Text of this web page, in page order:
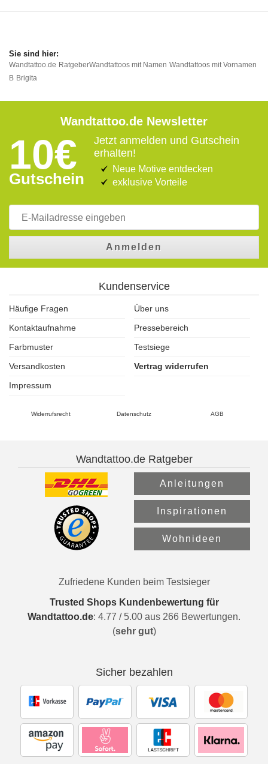
Wandtattoo.de RatgeberWandtattoos mit Namen Wandtattoos mit Vornamen
B Brigita
Wandtattoo.de Newsletter
10€
Gutschein
Jetzt anmelden und Gutschein
erhalten!
Neue Motive entdecken
exklusive Vorteile
Anmelden
Kundenservice
Häufige Fragen
Über uns
Kontaktaufnahme
Pressebereich
Farbmuster
Testsiege
Versandkosten
Vertrag widerrufen
Impressum
Widerrufsrecht Datenschutz AGB
Wandtattoo.de Ratgeber
Anleitungen
Inspirationen
Wohnideen
Zufriedene Kunden beim Testsieger
Trusted Shops Kundenbewertung für
Wandtattoo.de: 4.77 / 5.00 aus 266 Bewertungen.
(sehr gut)
Sicher bezahlen